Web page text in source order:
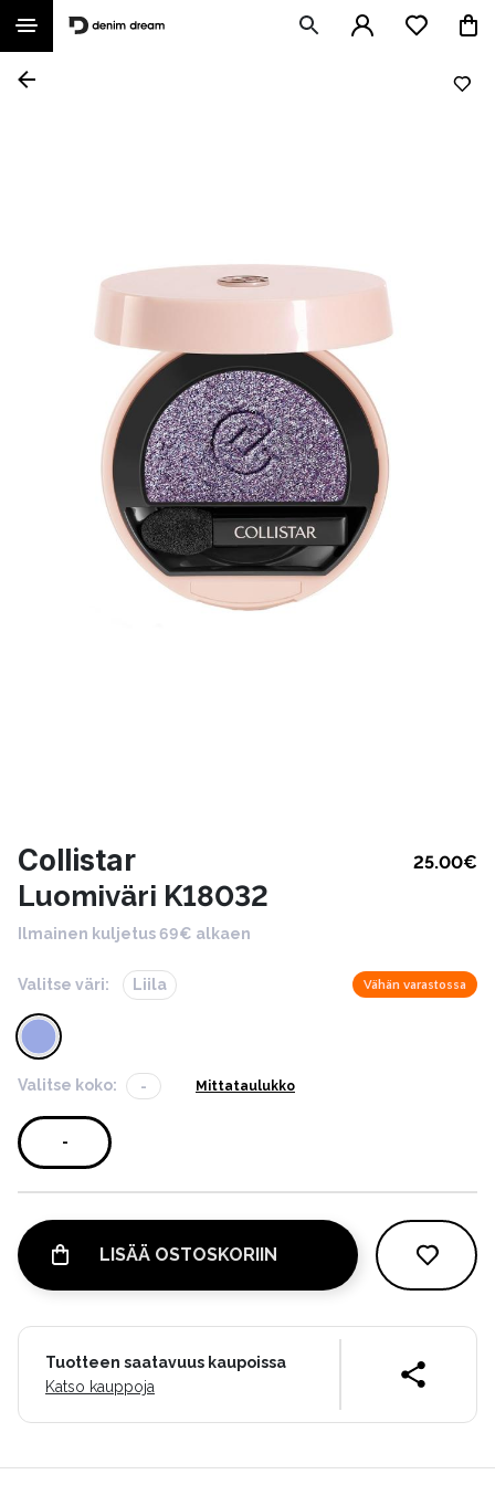
Collistar 25.00€
Luomiväri K18032
Ilmainen kuljetus 69€ alkaen
Valitse väri: Liila Vähän varastossa
Valitse koko: - Mittataulukko
-
LISÄÄ OSTOSKORIIN
Tuotteen saatavuus kaupoissa
Katso kauppoja